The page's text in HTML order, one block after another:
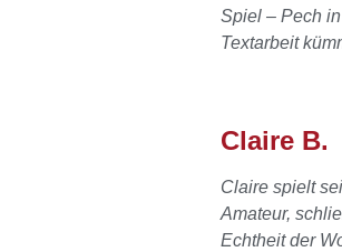
Spiel – Pech
Textarbeit
Claire B.
Claire spielt
Amateur,
Echtheit der